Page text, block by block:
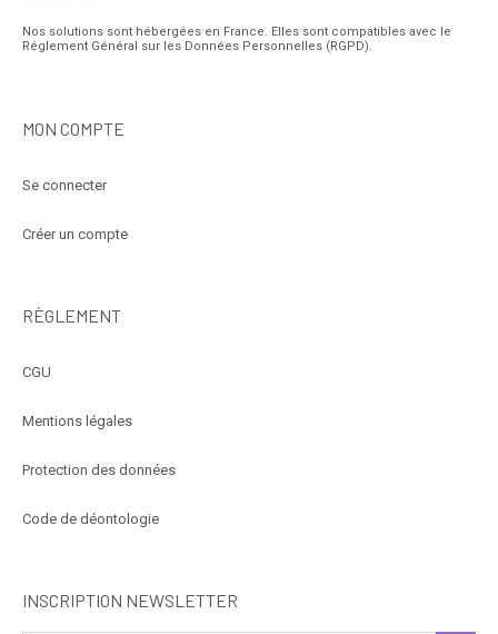
Nos solutions sont hébergées en France. Elles sont compatibles avec le
Réglement Général sur les Données Personnelles (RGPD).
MON COMPTE
Se connecter
Créer un compte
RÈGLEMENT
CGU
Mentions légales
Protection des données
Code de déontologie
INSCRIPTION NEWSLETTER